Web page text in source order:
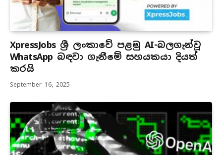
XpressJobs ශ්‍රී ලංකාවේ පළමු AI-බලගැන්වූ
WhatsApp බඳවා ගැනීමේ සහයකයා දියත්
කරයි
September 16, 2025